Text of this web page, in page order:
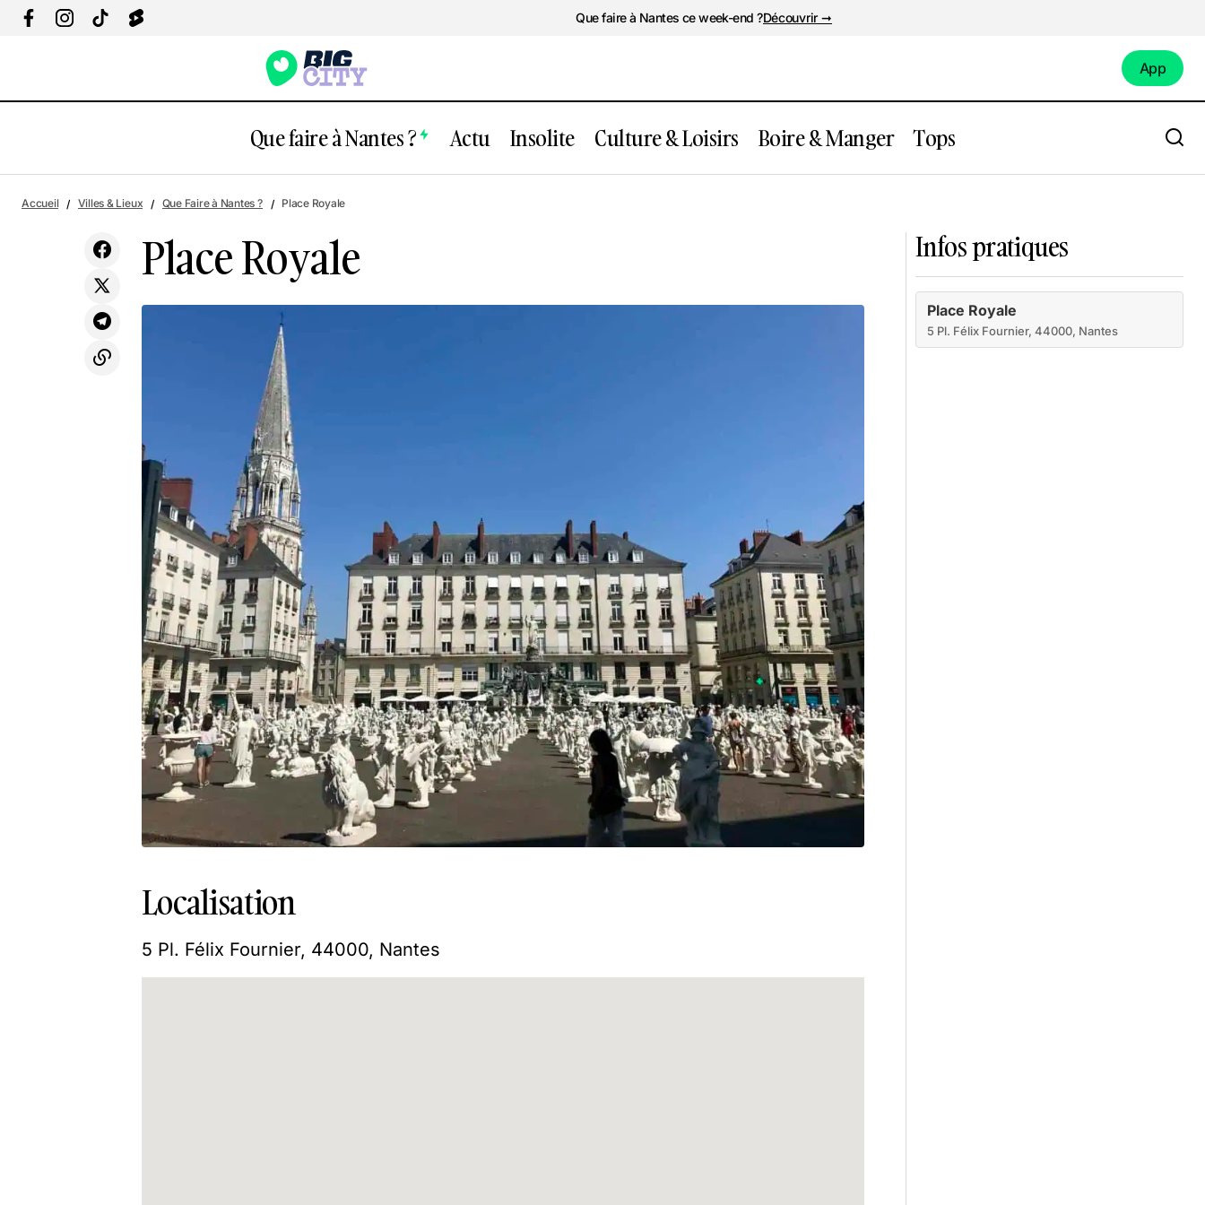
Que faire à Nantes ce week-end ?Découvrir ➞
App
Que faire à Nantes ? Actu Insolite Culture & Loisirs Boire & Manger Tops
23 Rue de la Californie
Accueil Villes & Lieux Que Faire à Nantes ? Place Royale
Place Royale
Localisation
5 Pl. Félix Fournier, 44000, Nantes
Infos pratiques
Place Royale
5 Pl. Félix Fournier, 44000, Nantes